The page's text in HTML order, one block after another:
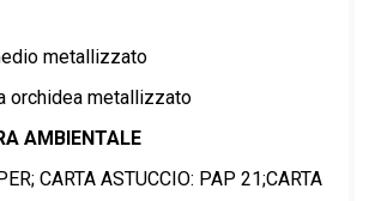
metallizzato
orchidea metallizzato
AMBIENTALE
CARTA ASTUCCIO: PAP 21;CARTA